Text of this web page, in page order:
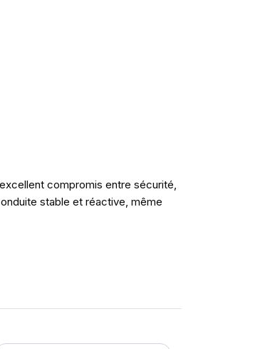
compromis entre sécurité,
stable et réactive, même